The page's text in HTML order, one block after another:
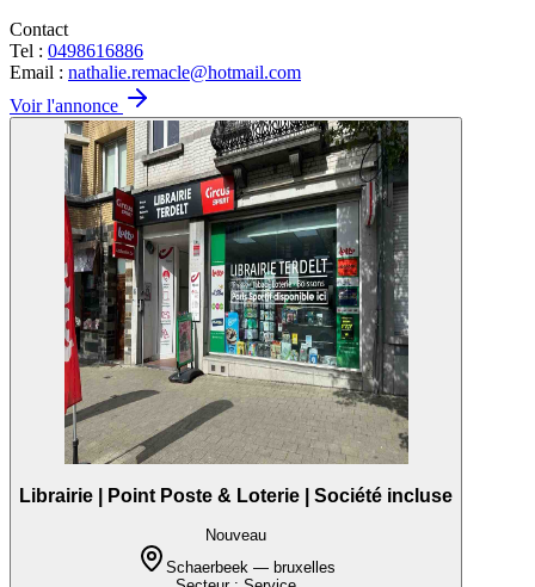
Contact
Tel : 0498616886
Email : nathalie.remacle@hotmail.com
Voir l'annonce
Librairie | Point Poste & Loterie | Société incluse
Nouveau
Schaerbeek — bruxelles